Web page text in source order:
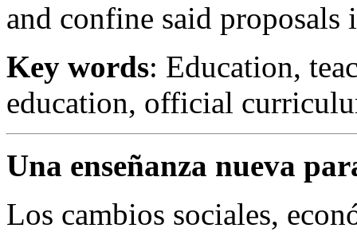
and confine said
Key words: Education,
education, official
Una enseñanza nueva
Los cambios sociales,